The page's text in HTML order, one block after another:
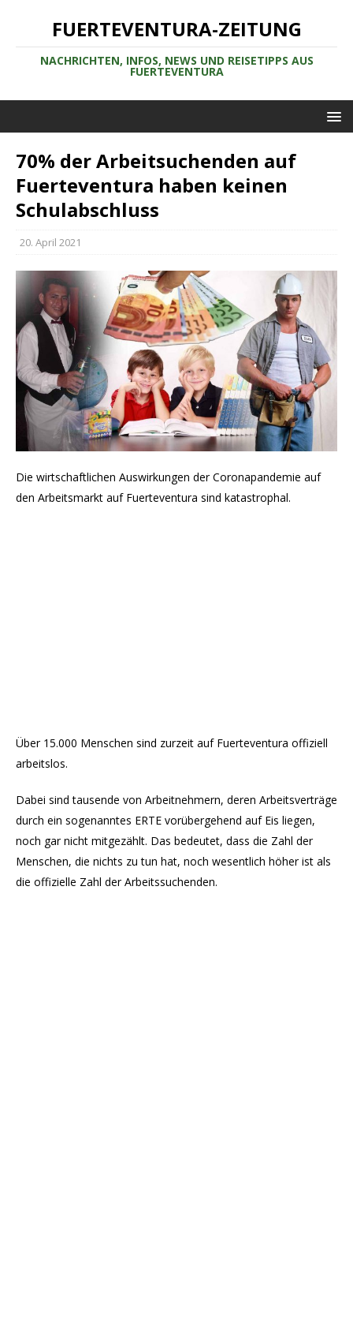
FUERTEVENTURA-ZEITUNG
NACHRICHTEN, INFOS, NEWS UND REISETIPPS AUS
FUERTEVENTURA
70% der Arbeitsuchenden auf
Fuerteventura haben keinen
Schulabschluss
20. April 2021
Die wirtschaftlichen Auswirkungen der Coronapandemie auf
den Arbeitsmarkt auf Fuerteventura sind katastrophal.
Über 15.000 Menschen sind zurzeit auf Fuerteventura offiziell
arbeitslos.
Dabei sind tausende von Arbeitnehmern, deren Arbeitsverträge
durch ein sogenanntes ERTE vorübergehend auf Eis liegen,
noch gar nicht mitgezählt. Das bedeutet, dass die Zahl der
Menschen, die nichts zu tun hat, noch wesentlich höher ist als
die offizielle Zahl der Arbeitssuchenden.